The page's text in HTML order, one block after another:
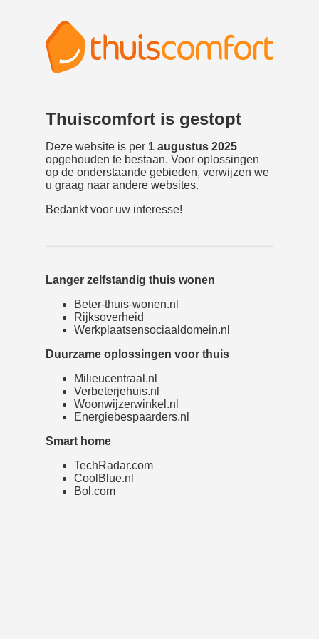
Thuiscomfort is gestopt
Deze website is per 1 augustus 2025
opgehouden te bestaan. Voor oplossingen
op de onderstaande gebieden, verwijzen we
u graag naar andere websites.
Bedankt voor uw interesse!
Langer zelfstandig thuis wonen
Beter-thuis-wonen.nl
Rijksoverheid
Werkplaatsensociaaldomein.nl
Duurzame oplossingen voor thuis
Milieucentraal.nl
Verbeterjehuis.nl
Woonwijzerwinkel.nl
Energiebespaarders.nl
Smart home
TechRadar.com
CoolBlue.nl
Bol.com